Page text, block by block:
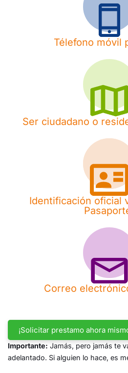
Télefono móvil
Ser ciudadano o
Identificación oficial
Correo
¡Solicitar prestamo ahora
Importante: Jamás, pero jamás te
adelantado. Si alguien lo hace, es